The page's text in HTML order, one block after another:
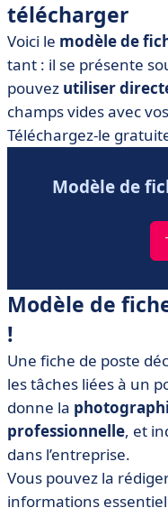
télécharger
Voici le modèle de
tant : il se présente
pouvez utiliser
champs vides avec
Téléchargez-le
Modèle de
Modèle de
!
Une fiche de poste
les tâches liées à un
donne la
professionnelle, et
dans l’entreprise.
Vous pouvez la
informations